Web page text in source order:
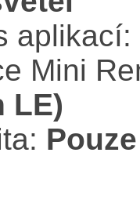
aplikací:
Mini
LE)